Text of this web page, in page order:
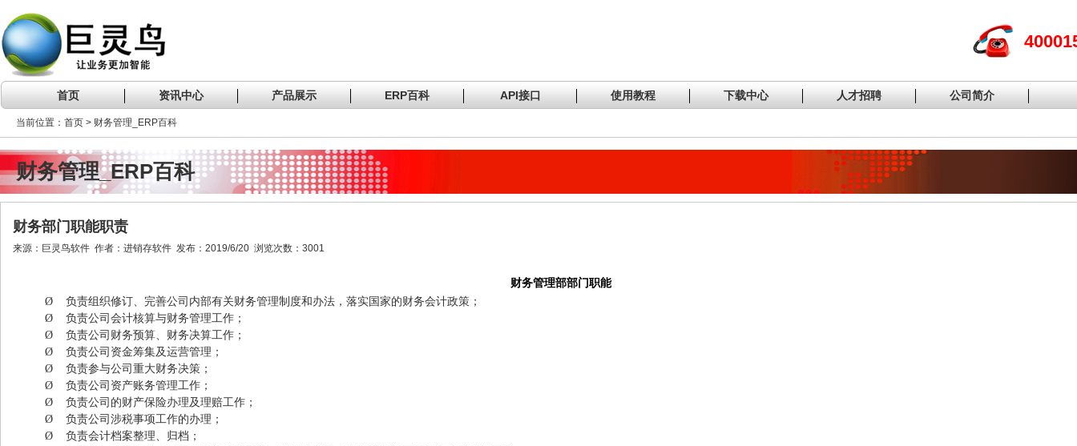
首页 资讯中心 产品展示 ERP百科 API接口 使用教程 下载中心 人才招聘 公司简介
当前位置：首页 > 财务管理_ERP百科
财务管理_ERP百科
财务部门职能职责
来源：巨灵鸟软件 作者：进销存软件 发布：2019/6/20 浏览次数：3001
财务管理部部门职能
Ø
负责组织修订、完善公司内部有关财务管理制度和办法，落实国家的财务会计政策；
Ø
负责公司会计核算与财务管理工作；
Ø
负责公司财务预算、财务决算工作；
Ø
负责公司资金筹集及运营管理；
Ø
负责参与公司重大财务决策；
Ø
负责公司资产账务管理工作；
Ø
负责公司的财产保险办理及理赔工作；
Ø
负责公司涉税事项工作的办理；
Ø
负责会计档案整理、归档；